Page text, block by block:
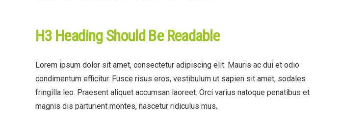
H3 Heading Should Be Readable
Lorem ipsum dolor sit amet, consectetur adipiscing elit. Mauris ac dui et odio
condimentum efficitur. Fusce risus eros, vestibulum ut sapien sit amet, sodales
fringilla leo. Praesent aliquet accumsan laoreet. Orci varius natoque penatibus et
magnis dis parturient montes, nascetur ridiculus mus.